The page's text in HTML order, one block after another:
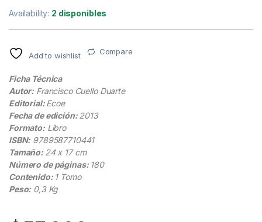
Availability: 2 disponibles
Add to wishlist Compare
Ficha Técnica
Autor: Francisco Cuello Duarte
Editorial:Ecoe
Fecha de edición: 2013
Formato:Libro
ISBN: 9789587710441
Tamaño: 24 x 17 cm
Número de páginas: 180
Contenido: 1 Tomo
Peso: 0,3 Kg